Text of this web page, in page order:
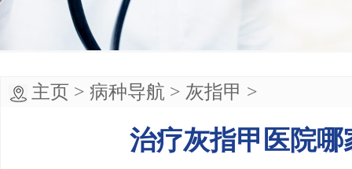
主页 > 病种导航 > 灰指甲 >
治疗灰指甲医院哪